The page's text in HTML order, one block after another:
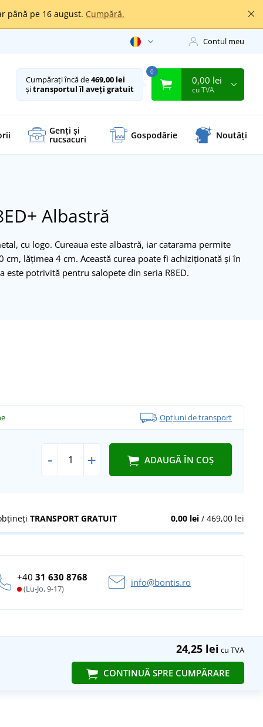
până pe 16 august. Cumpără.
Contul meu
Cumpărați încă de469,00 lei
șitransportul îl aveți gratuit
0
0,00 lei
cu TVA
Genți și
rucsacuri Gospodărie Noutăți
Albastră
cu logo. Cureaua este albastră, iar catarama permite
lățimea 4 cm. Această curea poate fi achiziționată și în
este potrivită pentru salopete din seria R8ED.
Opțiuni de transport
- + ADAUGĂ ÎN COȘ
0,00 lei/ 469,00 lei
TRANSPORT GRATUIT
+40 31 630 8768
(Lu-Jo, 9-17)
info@bontis.ro
24,25 lei cu TVA
CONTINUĂ SPRE CUMPĂRARE